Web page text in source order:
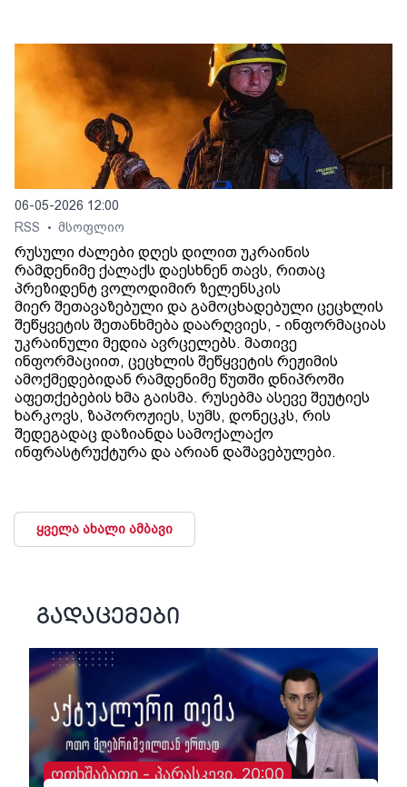
06-05-2026 12:00
RSS
• მსოფლიო
რუსული ძალები დღეს დილით უკრაინის
რამდენიმე ქალაქს დაესხნენ თავს, რითაც
პრეზიდენტ ვოლოდიმირ ზელენსკის
მიერ შეთავაზებული და გამოცხადებული ცეცხლის
შეწყვეტის შეთანხმება დაარღვიეს, - ინფორმაციას
უკრაინული მედია ავრცელებს. მათივე
ინფორმაციით, ცეცხლის შეწყვეტის რეჟიმის
ამოქმედებიდან რამდენიმე წუთში დნიპროში
აფეთქებების ხმა გაისმა. რუსებმა ასევე შეუტიეს
ხარკოვს, ზაპოროჟიეს, სუმს, დონეცკს, რის
შედეგადაც დაზიანდა სამოქალაქო
ინფრასტრუქტურა და არიან დაშავებულები.
ყველა ახალი ამბავი
გადაცემები
ოთხშაბათი - პარასკევი, 20:00